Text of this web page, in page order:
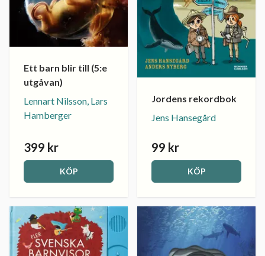
Ett barn blir till (5:e
utgåvan)
Lennart Nilsson, Lars
Hamberger
399 kr
KÖP
Jordens rekordbok
Jens Hansegård
99 kr
KÖP